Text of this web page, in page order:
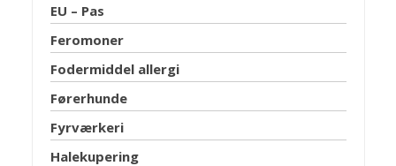
EU – Pas
Feromoner
Fodermiddel allergi
Førerhunde
Fyrværkeri
Halekupering